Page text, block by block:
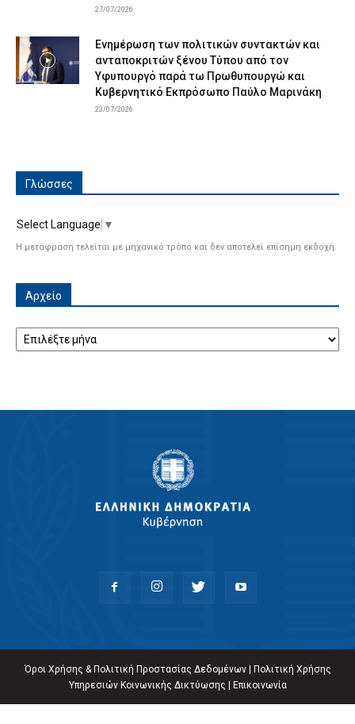
27/07/2026
Ενημέρωση των πολιτικών συντακτών και
ανταποκριτών ξένου Τύπου από τον
Υφυπουργό παρά τω Πρωθυπουργώ και
Κυβερνητικό Εκπρόσωπο Παύλο Μαρινάκη
23/07/2026
Γλώσσες
Select Language ▼
Η μετάφραση τελείται με μηχανικό τρόπο και δεν αποτελεί επίσημη εκδοχή.
Αρχείο
Όροι Χρήσης & Πολιτική Προστασίας Δεδομένων|
Πολιτική Χρήσης
Υπηρεσιών Κοινωνικής Δικτύωσης
Επικοινωνία